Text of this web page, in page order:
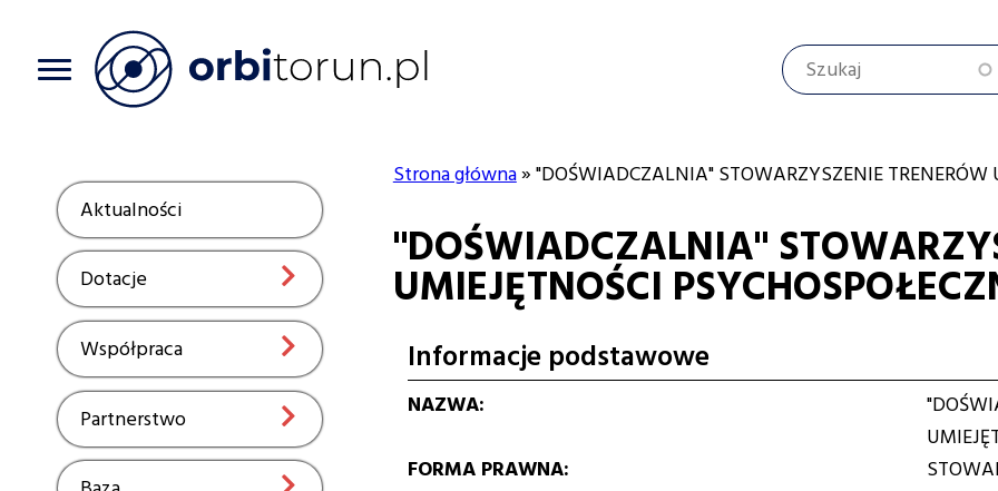
Szukaj
Aktualności Show
Dotacje Show
Współpraca Show
Partnerstwo Show
nawigacyjna
Strona główna "DOŚWIADCZALNIA" STOWARZYSZENIE TRENERÓW
"DOŚWIADCZALNIA"
UMIEJĘTNOŚCI
Informacje podstawowe
NAZWA
FORMA PRAWNA